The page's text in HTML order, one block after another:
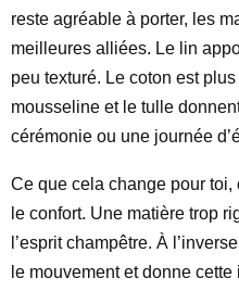
reste agréable à porter, les
meilleures alliées. Le lin
peu texturé. Le coton est
mousseline et le tulle
cérémonie ou une journée
Ce que cela change pour toi,
le confort. Une matière trop
l’esprit champêtre. À
le mouvement et donne